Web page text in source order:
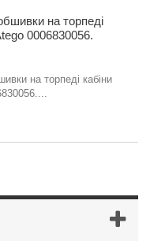
на торпеді
0006830056.
на торпеді кабіни